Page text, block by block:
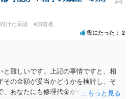
りの法律事務所で相談だけでもされる
けた示談 #加害者
役にたった 2
と難しいです。上記の事情ですと、相
その金額が妥当かどうかを検討し、そ
、あなたにも修理代金が発生している